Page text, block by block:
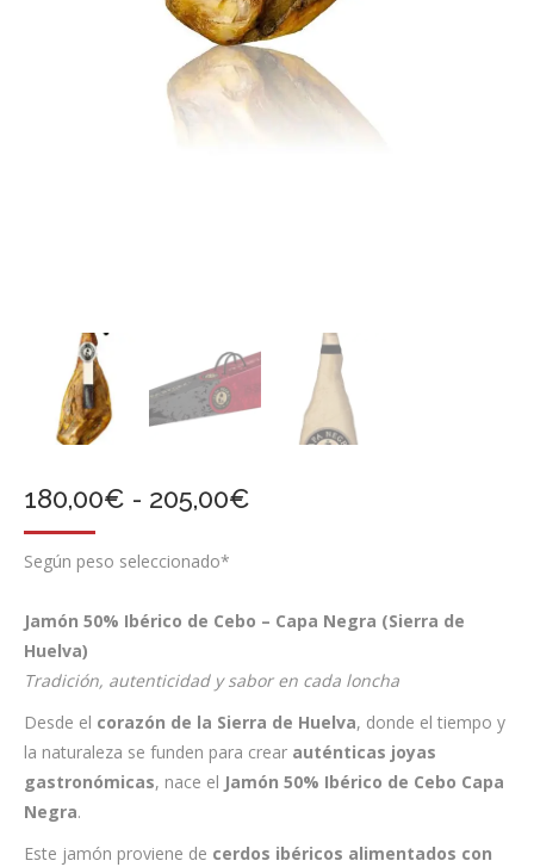
180,00€ - 205,00€
180,00€
hasta
205,00€
Según peso seleccionado*
Jamón 50% Ibérico de Cebo – Capa Negra (Sierra de
Huelva)
Tradición, autenticidad y sabor en cada loncha
Desde el corazón de la Sierra de Huelva, donde el tiempo y
la naturaleza se funden para crear auténticas joyas
gastronómicas, nace el Jamón 50% Ibérico de Cebo Capa
Negra.
Este jamón proviene de cerdos ibéricos alimentados con